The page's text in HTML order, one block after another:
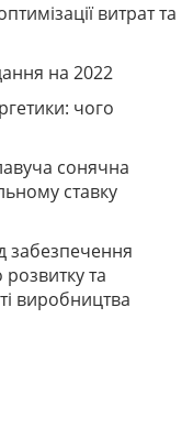
витрат та
на 2022
чого
сонячна
ставку
забезпечення
та
виробництва